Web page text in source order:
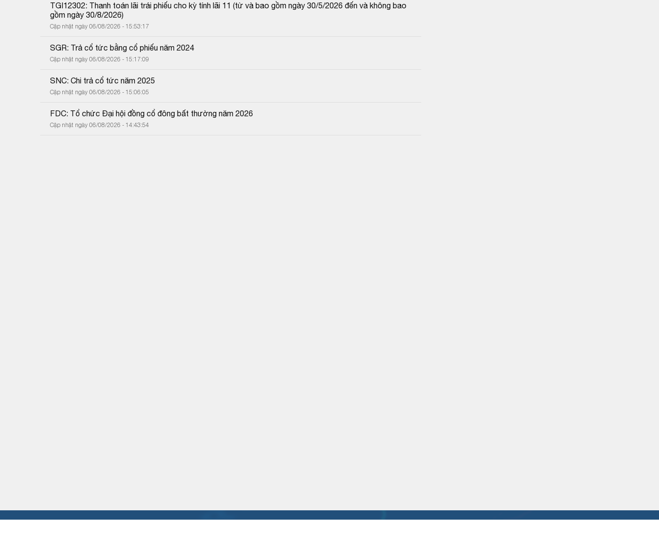
TGI12302: Thanh toán lãi trái phiếu cho kỳ tính lãi 11 (từ và bao gồm ngày 30/5/2026 đến và không bao
gồm ngày 30/8/2026)
Cập nhật ngày 06/08/2026 - 15:53:17
SGR: Trả cổ tức bằng cổ phiếu năm 2024
Cập nhật ngày 06/08/2026 - 15:17:09
SNC: Chi trả cổ tức năm 2025
Cập nhật ngày 06/08/2026 - 15:06:05
FDC: Tổ chức Đại hội đồng cổ đông bất thường năm 2026
Cập nhật ngày 06/08/2026 - 14:43:54